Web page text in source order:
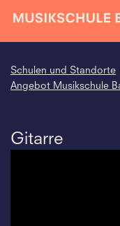
Schulen und Standorte
Angebot Musikschule
Gitarre